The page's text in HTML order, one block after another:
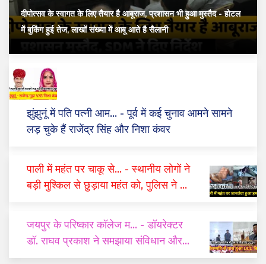
दीपोत्सव के स्वागत के लिए तैयार है आबूराज, प्रशासन भी हुआ मुस्तैद- होटल
में बुकिंग हुई तेज, लाखों संख्या में आबू आते है सैलानी
झुंझुनूं में पति पत्नी आम... - पूर्व में कई चुनाव आमने सामने
लड़ चुके हैं राजेंद्र सिंह और निशा कंवर
पाली में महंत पर चाकू से... - स्थानीय लोगों ने
बड़ी मुश्किल से छुड़ाया महंत को, पुलिस ने दो
जयपुर के परिष्कार कॉलेज म... - डॉयरेक्टर
डॉ. राघव प्रकाश ने समझाया संविधान और
यूसीसी का महत्व